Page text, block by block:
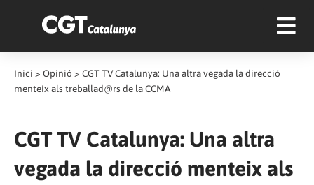
Inici > Opinió > CGT TV Catalunya: Una altra vegada la direcció
menteix als treballad@rs de la CCMA
CGT TV Catalunya: Una altra
vegada la direcció menteix als